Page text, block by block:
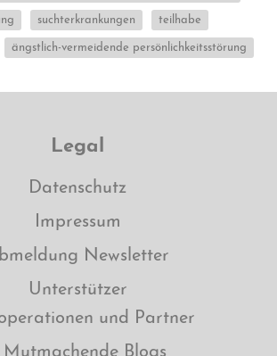
suchterkrankungen teilhabe
ängstlich-vermeidende persönlichkeitsstörung
Legal
Datenschutz
Impressum
Newsletter
Unterstützer
und Partner